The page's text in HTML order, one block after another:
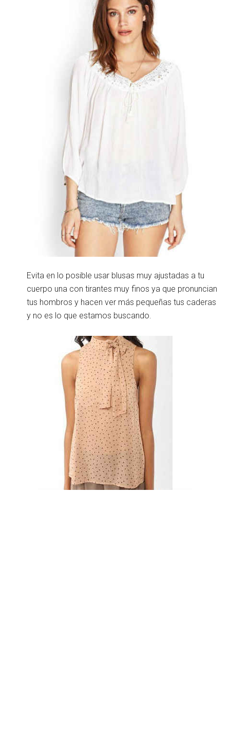
Evita en lo posible usar blusas muy ajustadas a tu
cuerpo una con tirantes muy finos ya que pronuncian
tus hombros y hacen ver más pequeñas tus caderas
y no es lo que estamos buscando.